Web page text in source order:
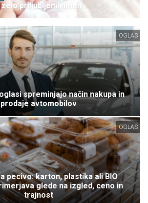
priljubljenih imen
OGLAS
spreminjajo način nakupa in
prodaje avtomobilov
OGLAS
pecivo: karton, plastika ali BIO
glede na izgled, ceno in
trajnost